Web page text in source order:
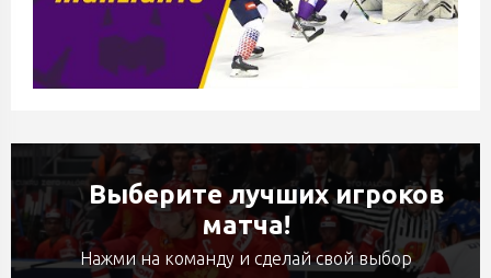
Выберите лучших игроков
матча!
Нажми на команду и сделай свой выбор